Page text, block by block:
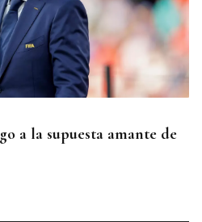
a la supuesta amante de